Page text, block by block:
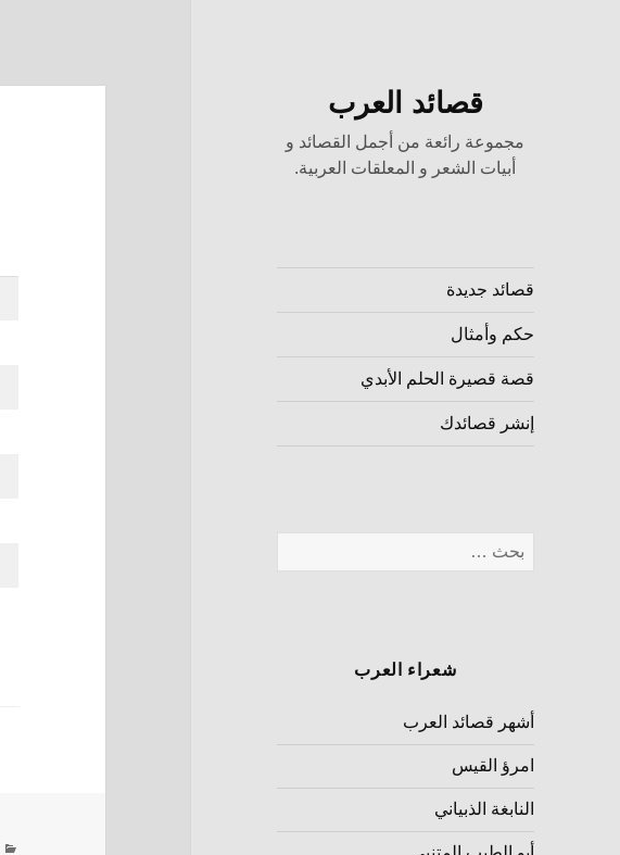
قصائد العرب
مجموعة رائعة من أجمل القصائد و
أبيات الشعر و المعلقات العربية.
قصائد جديدة
حكم وأمثال
قصة قصيرة الحلم الأبدي
إنشر قصائدك
شعراء العرب
أشهر قصائد العرب
امرؤ القيس
النابغة الذبياني